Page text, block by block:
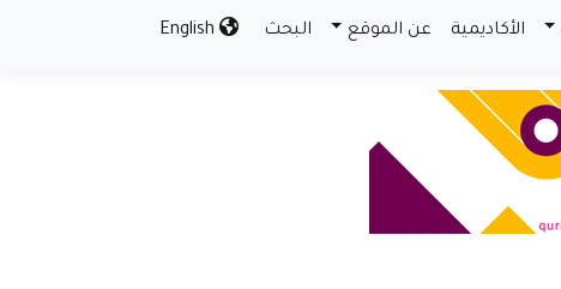
الأكاديمية عن الموقع البحث